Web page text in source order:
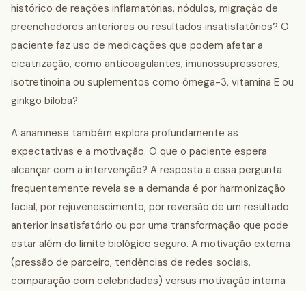
histórico de reações inflamatórias, nódulos, migração de
preenchedores anteriores ou resultados insatisfatórios? O
paciente faz uso de medicações que podem afetar a
cicatrização, como anticoagulantes, imunossupressores,
isotretinoína ou suplementos como ômega-3, vitamina E ou
ginkgo biloba?
A anamnese também explora profundamente as
expectativas e a motivação. O que o paciente espera
alcançar com a intervenção? A resposta a essa pergunta
frequentemente revela se a demanda é por harmonização
facial, por rejuvenescimento, por reversão de um resultado
anterior insatisfatório ou por uma transformação que pode
estar além do limite biológico seguro. A motivação externa
(pressão de parceiro, tendências de redes sociais,
comparação com celebridades) versus motivação interna